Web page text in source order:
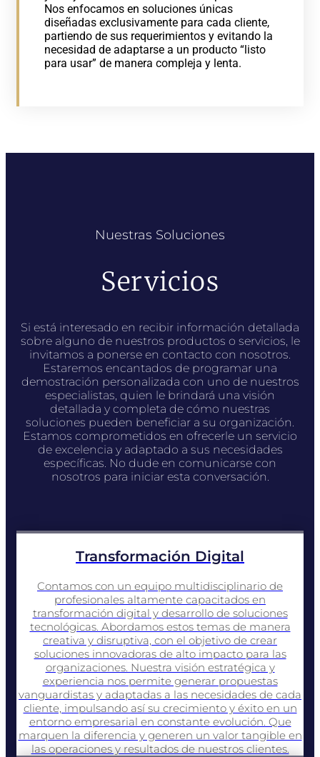
Nos enfocamos en soluciones únicas
diseñadas exclusivamente para cada cliente,
partiendo de sus requerimientos y evitando la
necesidad de adaptarse a un producto “listo
para usar” de manera compleja y lenta.
Nuestras Soluciones
Servicios
Si está interesado en recibir información detallada
sobre alguno de nuestros productos o servicios, le
invitamos a ponerse en contacto con nosotros.
Estaremos encantados de programar una
demostración personalizada con uno de nuestros
especialistas, quien le brindará una visión
detallada y completa de cómo nuestras
soluciones pueden beneficiar a su organización.
Estamos comprometidos en ofrecerle un servicio
de excelencia y adaptado a sus necesidades
específicas. No dude en comunicarse con
nosotros para iniciar esta conversación.
Transformación Digital
Contamos con un equipo multidisciplinario de
profesionales altamente capacitados en
transformación digital y desarrollo de soluciones
tecnológicas. Abordamos estos temas de manera
creativa y disruptiva, con el objetivo de crear
soluciones innovadoras de alto impacto para las
organizaciones. Nuestra visión estratégica y
experiencia nos permite generar propuestas
vanguardistas y adaptadas a las necesidades de cada
cliente, impulsando así su crecimiento y éxito en un
entorno empresarial en constante evolución. Que
marquen la diferencia y generen un valor tangible en
las operaciones y resultados de nuestros clientes.